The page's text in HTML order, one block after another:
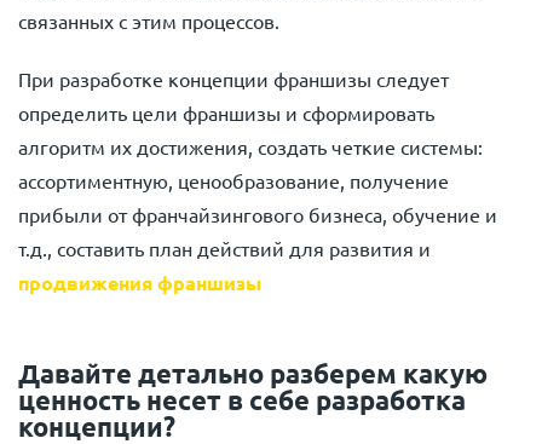
связанных с этим процессов.
При разработке концепции франшизы следует
определить цели франшизы и сформировать
алгоритм их достижения, создать четкие системы:
ассортиментную, ценообразование, получение
прибыли от франчайзингового бизнеса, обучение и
т.д., составить план действий для развития и
продвижения франшизы
Давайте детально разберем какую
ценность несет в себе разработка
концепции?